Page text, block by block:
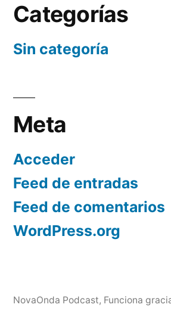
Categorías
Sin categoría
Meta
Acceder
Feed de entradas
Feed de comentarios
WordPress.org
NovaOnda Podcast, Funciona